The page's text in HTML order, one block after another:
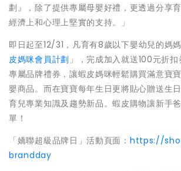
劃』，除了提供專屬母嬰好禮，更透過分享
經濟上和心理上堅實的支持。」
即日起至12/31，凡育有8歲以下嬰幼兒的媽
皮媽咪會員計劃 」，完成加入就送100元折
專屬品牌禮券，讓蝦皮媽咪輕鬆購買滿意寶
嬰商品。而在寶寶每年生日更將貼心贈送生
育兒專業知識及趨勢新品。蝦皮購物讓新手
單！
「嬌聯超級品牌日」活動頁面： https://
brandday